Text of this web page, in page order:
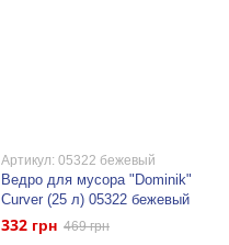
Артикул: 05322 бежевый
Ведро для мусора "Dominik"
Curver (25 л) 05322 бежевый
332 грн 469 грн